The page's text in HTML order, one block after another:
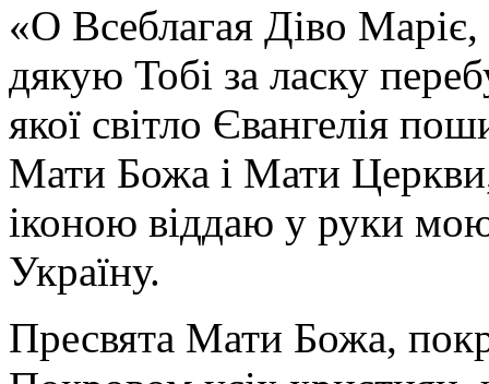
«О Всеблагая Діво
дякую Тобі за ласку
якої світло Євангелія
Мати Божа і Мати
іконою віддаю у руки
Україну.
Пресвята Мати Божа,